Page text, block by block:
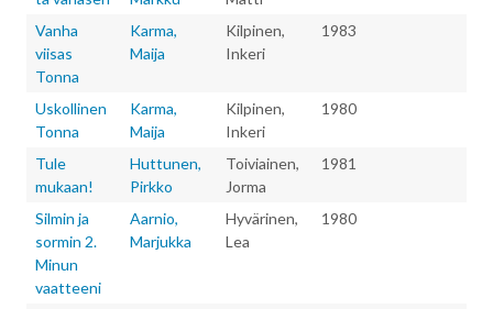
Vanha
viisas
Tonna
Karma,
Maija
Kilpinen,
Inkeri
1983
Uskollinen
Tonna
Karma,
Maija
Kilpinen,
Inkeri
1980
Tule
mukaan!
Huttunen,
Pirkko
Toiviainen,
Jorma
1981
Silmin ja
sormin 2.
Minun
vaatteeni
Aarnio,
Marjukka
Hyvärinen,
Lea
1980